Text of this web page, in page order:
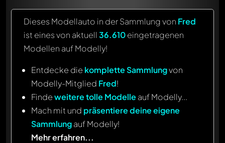
Dieses Modellauto in der Sammlung von Fred
ist eines von aktuell36.610eingetragenen
Modellen auf Modelly!
Entdecke die komplette Sammlungvon
Modelly-Mitglied Fred!
Findeweitere tolle Modelle auf Modelly...
Mach mit und präsentiere deine eigene
Sammlungauf Modelly!
Mehr erfahren...